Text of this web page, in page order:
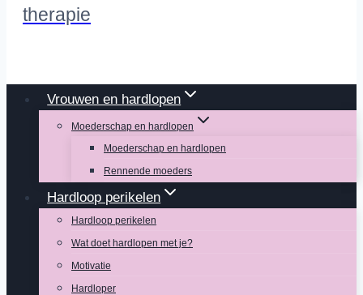
therapie
Vrouwen en hardlopen
Moederschap en hardlopen
Moederschap en hardlopen
Rennende moeders
Hardloop perikelen
Hardloop perikelen
Wat doet hardlopen met je?
Motivatie
Hardloper